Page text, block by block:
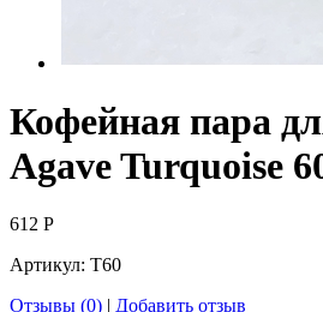
Кофейная пара
Agave Turquoise
612 Р
Артикул: T60
Отзывы (0) | Добавить отзыв